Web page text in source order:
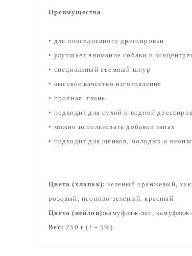
Преимущества
• для повседневного дрессировки
• улучшает внимание собаки и
• специальный съемный шнур
• высокое качество изготовления
• прочная
ткань
• подходит для сухой и водной
• можно использовать добавки запах
• подходит для щенков, молодых и
Цвета (хлопок): зеленый оранжевый,
розовый, неоново-зеленый, красный
Цвета (нейлон):камуфляж-лес,
Вес: 250 г (+ - 3%)